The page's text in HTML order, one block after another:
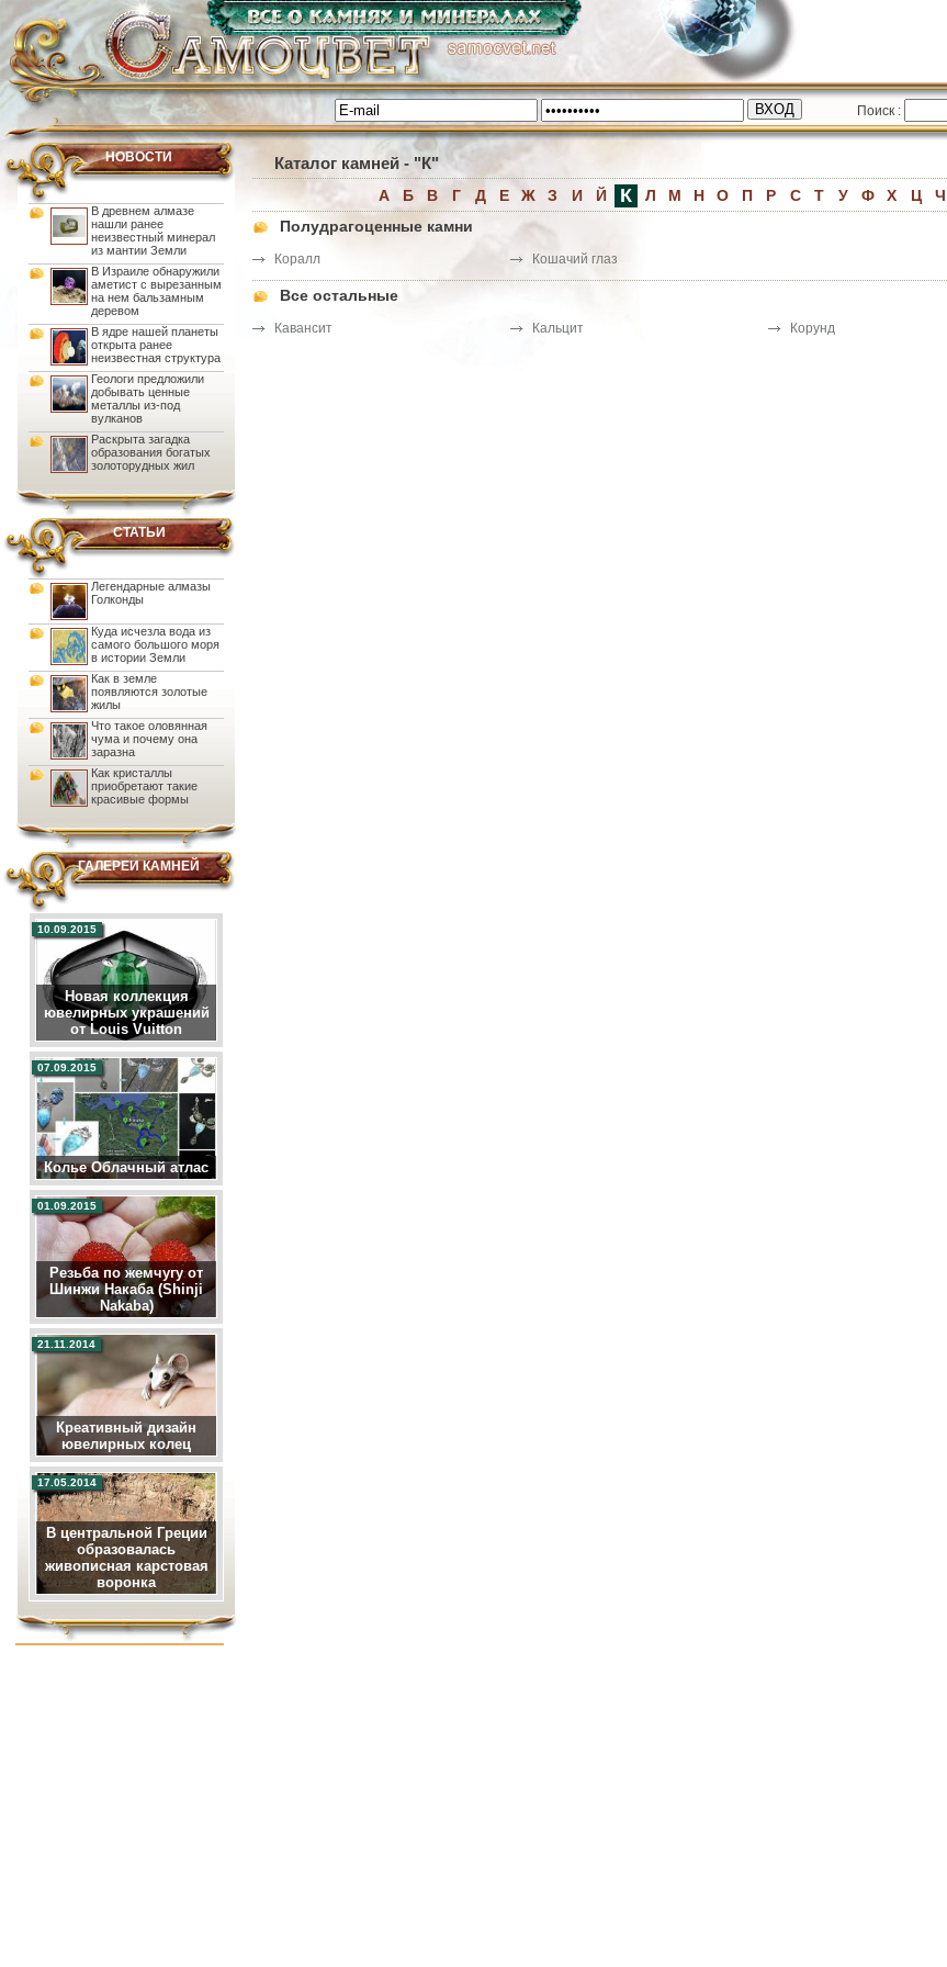
Поиск :
НОВОСТИ
В древнем алмазе
нашли ранее
неизвестный минерал
из мантии Земли
В Израиле обнаружили
аметист с вырезанным
на нем бальзамным
деревом
В ядре нашей планеты
открыта ранее
неизвестная структура
Геологи предложили
добывать ценные
металлы из-под
вулканов
Раскрыта загадка
образования богатых
золоторудных жил
СТАТЬИ
Легендарные алмазы
Голконды
Куда исчезла вода из
самого большого моря
в истории Земли
Как в земле
появляются золотые
жилы
Что такое оловянная
чума и почему она
заразна
Как кристаллы
приобретают такие
красивые формы
ГАЛЕРЕИ КАМНЕЙ
Новая коллекция
ювелирных украшений
от Louis Vuitton
10.09.2015
Колье Облачный атлас
07.09.2015
Резьба по жемчугу от
Шинжи Накаба (Shinji
Nakaba)
01.09.2015
Креативный дизайн
ювелирных колец
21.11.2014
В центральной Греции
образовалась
живописная карстовая
воронка
17.05.2014
Каталог камней - "К"
А Б В Г Д Е Ж З И Й К Л М Н О П Р С Т У Ф Х Ц Ч
Полудрагоценные камни
Коралл Кошачий глаз
Все остальные
Кавансит Кальцит Корунд